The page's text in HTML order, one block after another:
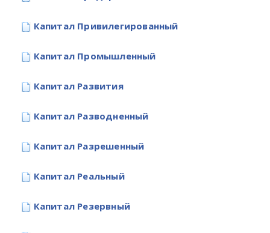
Капитал Привилегированный
Капитал Промышленный
Капитал Развития
Капитал Разводненный
Капитал Разрешенный
Капитал Реальный
Капитал Резервный